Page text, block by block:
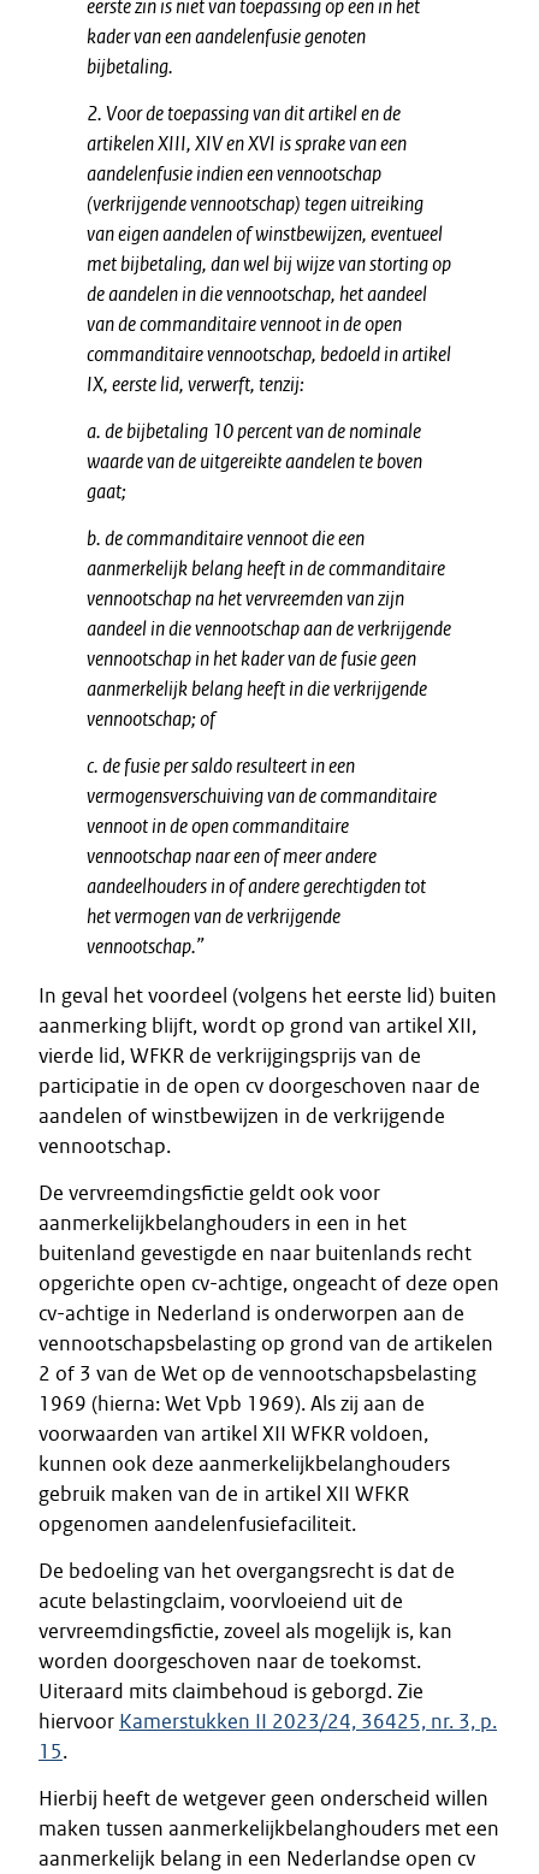
eerste zin is niet van toepassing op een in het
kader van een aandelenfusie genoten
bijbetaling.
2. Voor de toepassing van dit artikel en de
artikelen XIII, XIV en XVI is sprake van een
aandelenfusie indien een vennootschap
(verkrijgende vennootschap) tegen uitreiking
van eigen aandelen of winstbewijzen, eventueel
met bijbetaling, dan wel bij wijze van storting op
de aandelen in die vennootschap, het aandeel
van de commanditaire vennoot in de open
commanditaire vennootschap, bedoeld in artikel
IX, eerste lid, verwerft, tenzij:
a. de bijbetaling 10 percent van de nominale
waarde van de uitgereikte aandelen te boven
gaat;
b. de commanditaire vennoot die een
aanmerkelijk belang heeft in de commanditaire
vennootschap na het vervreemden van zijn
aandeel in die vennootschap aan de verkrijgende
vennootschap in het kader van de fusie geen
aanmerkelijk belang heeft in die verkrijgende
vennootschap; of
c. de fusie per saldo resulteert in een
vermogensverschuiving van de commanditaire
vennoot in de open commanditaire
vennootschap naar een of meer andere
aandeelhouders in of andere gerechtigden tot
het vermogen van de verkrijgende
vennootschap.”
In geval het voordeel (volgens het eerste lid) buiten
aanmerking blijft, wordt op grond van artikel XII,
vierde lid, WFKR de verkrijgingsprijs van de
participatie in de open cv doorgeschoven naar de
aandelen of winstbewijzen in de verkrijgende
vennootschap.
De vervreemdingsfictie geldt ook voor
aanmerkelijkbelanghouders in een in het
buitenland gevestigde en naar buitenlands recht
opgerichte open cv-achtige, ongeacht of deze open
cv-achtige in Nederland is onderworpen aan de
vennootschapsbelasting op grond van de artikelen
2 of 3 van de Wet op de vennootschapsbelasting
1969 (hierna: Wet Vpb 1969). Als zij aan de
voorwaarden van artikel XII WFKR voldoen,
kunnen ook deze aanmerkelijkbelanghouders
gebruik maken van de in artikel XII WFKR
opgenomen aandelenfusiefaciliteit.
De bedoeling van het overgangsrecht is dat de
acute belastingclaim, voorvloeiend uit de
vervreemdingsfictie, zoveel als mogelijk is, kan
worden doorgeschoven naar de toekomst.
Uiteraard mits claimbehoud is geborgd. Zie
hiervoor Kamerstukken II 2023/24, 36425, nr. 3, p.
15.
Hierbij heeft de wetgever geen onderscheid willen
maken tussen aanmerkelijkbelanghouders met een
aanmerkelijk belang in een Nederlandse open cv